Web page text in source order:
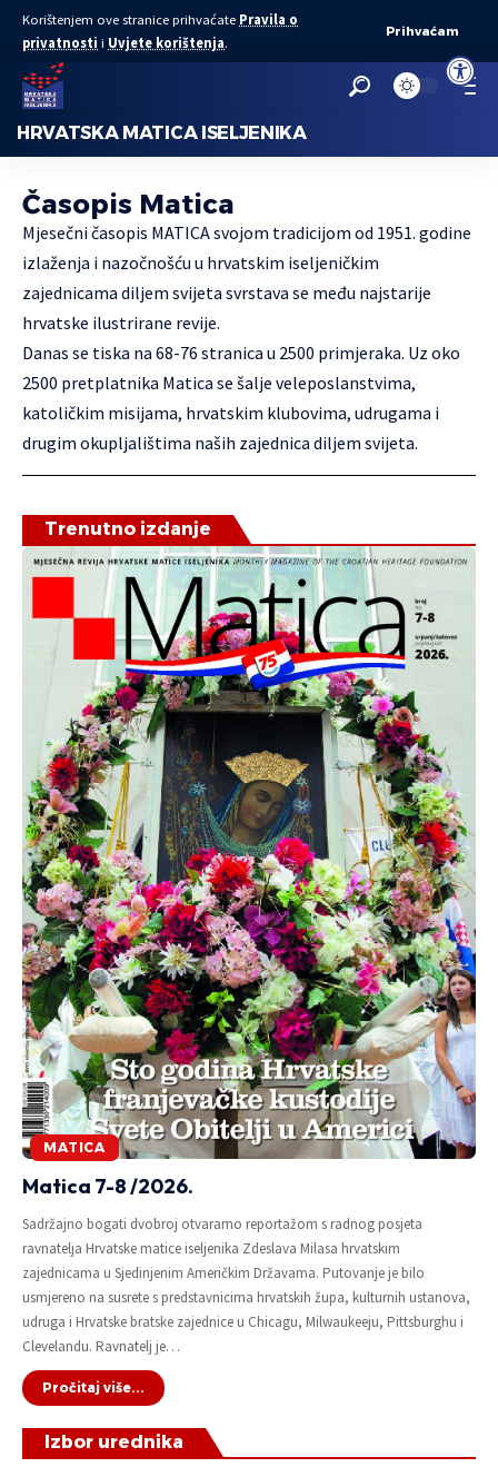
Open
Korištenjem ove stranice prihvaćate Pravila o
privatnosti i Uvjete korištenja.
Prihvaćam
HRVATSKA MATICA ISELJENIKA
Časopis Matica
Mjesečni časopis MATICA svojom tradicijom od 1951. godine
izlaženja i nazočnošću u hrvatskim iseljeničkim
zajednicama diljem svijeta svrstava se među najstarije
hrvatske ilustrirane revije.
Danas se tiska na 68-76 stranica u 2500 primjeraka. Uz oko
2500 pretplatnika Matica se šalje veleposlanstvima,
katoličkim misijama, hrvatskim klubovima, udrugama i
drugim okupljalištima naših zajednica diljem svijeta.
Trenutno izdanje
MATICA
Matica 7-8 /2026.
Sadržajno bogati dvobroj otvaramo reportažom s radnog posjeta
ravnatelja Hrvatske matice iseljenika Zdeslava Milasa hrvatskim
zajednicama u Sjedinjenim Američkim Državama. Putovanje je bilo
usmjereno na susrete s predstavnicima hrvatskih župa, kulturnih ustanova,
udruga i Hrvatske bratske zajednice u Chicagu, Milwaukeeju, Pittsburghu i
Clevelandu. Ravnatelj je…
Pročitaj više...
Izbor urednika